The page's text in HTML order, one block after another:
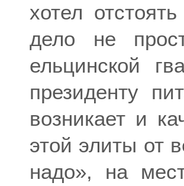
хотел
дело не
ельцинской
президенту
возникает и
этой элиты от
надо», на